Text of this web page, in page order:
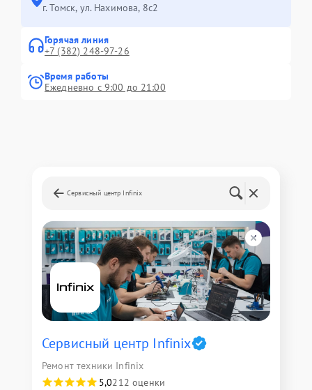
г. Томск, ул. Нахимова, 8с2
Горячая линия
+7 (382) 248-97-26
Время работы
Ежедневно с 9:00 до 21:00
Сервисный центр Infinix
Сервисный центр Infinix
Ремонт техники Infinix
5,0212 оценки